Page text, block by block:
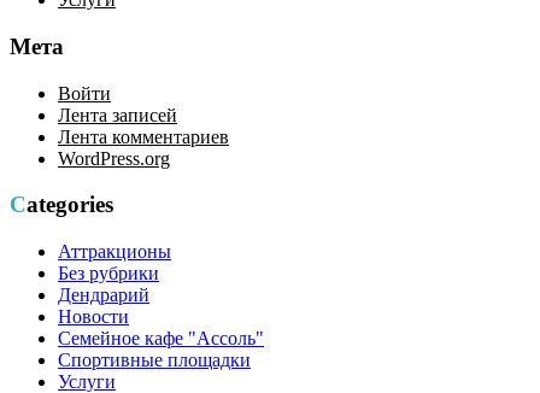
Мета
Войти
Лента записей
Лента комментариев
WordPress.org
Categories
Аттракционы
Без рубрики
Дендрарий
Новости
Семейное кафе "Ассоль"
Спортивные площадки
Услуги